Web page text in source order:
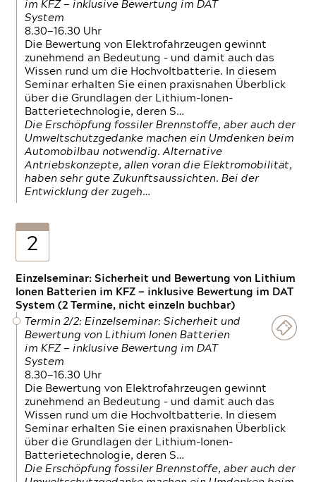
im KFZ — inklusive Bewertung im DAT
System
8.30—16.30 Uhr
Die Bewertung von Elektrofahrzeugen gewinnt
zunehmend an Bedeutung – und damit auch das
Wissen rund um die Hochvoltbatterie. In diesem
Seminar erhalten Sie einen praxisnahen Überblick
über die Grundlagen der Lithium-Ionen-
Batterietechnologie, deren S…
Die Erschöpfung fossiler Brennstoffe, aber auch der
Umweltschutzgedanke machen ein Umdenken beim
Automobilbau notwendig. Alternative
Antriebskonzepte, allen voran die Elektromobilität,
haben sehr gute Zukunftsaussichten. Bei der
Entwicklung der zugeh…
2
Einzelseminar: Sicherheit und Bewertung von Lithium
Ionen Batterien im KFZ — inklusive Bewertung im DAT
System (2 Termine, nicht einzeln buchbar)
Termin 2/2: Einzelseminar: Sicherheit und
Bewertung von Lithium Ionen Batterien
im KFZ — inklusive Bewertung im DAT
System
8.30—16.30 Uhr
Die Bewertung von Elektrofahrzeugen gewinnt
zunehmend an Bedeutung – und damit auch das
Wissen rund um die Hochvoltbatterie. In diesem
Seminar erhalten Sie einen praxisnahen Überblick
über die Grundlagen der Lithium-Ionen-
Batterietechnologie, deren S…
Die Erschöpfung fossiler Brennstoffe, aber auch der